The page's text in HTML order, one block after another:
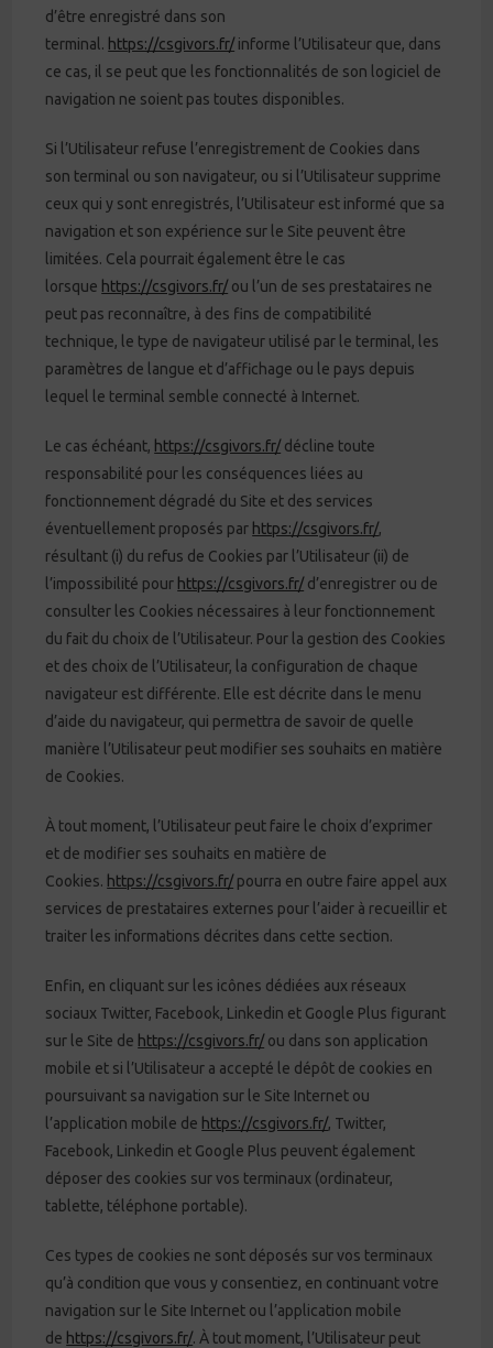
d’être enregistré dans son
terminal. https://csgivors.fr/informe l’Utilisateur que, dans
ce cas, il se peut que les fonctionnalités de son logiciel de
navigation ne soient pas toutes disponibles.
Si l’Utilisateur refuse l’enregistrement de Cookies dans
son terminal ou son navigateur, ou si l’Utilisateur supprime
ceux qui y sont enregistrés, l’Utilisateur est informé que sa
navigation et son expérience sur le Site peuvent être
limitées. Cela pourrait également être le cas
lorsque https://csgivors.fr/ou l’un de ses prestataires ne
peut pas reconnaître, à des fins de compatibilité
technique, le type de navigateur utilisé par le terminal, les
paramètres de langue et d’affichage ou le pays depuis
lequel le terminal semble connecté à Internet.
Le cas échéant, https://csgivors.fr/décline toute
responsabilité pour les conséquences liées au
fonctionnement dégradé du Site et des services
éventuellement proposés par https://csgivors.fr/,
résultant (i) du refus de Cookies par l’Utilisateur (ii) de
l’impossibilité pour https://csgivors.fr/d’enregistrer ou de
consulter les Cookies nécessaires à leur fonctionnement
du fait du choix de l’Utilisateur. Pour la gestion des Cookies
et des choix de l’Utilisateur, la configuration de chaque
navigateur est différente. Elle est décrite dans le menu
d’aide du navigateur, qui permettra de savoir de quelle
manière l’Utilisateur peut modifier ses souhaits en matière
de Cookies.
À tout moment, l’Utilisateur peut faire le choix d’exprimer
et de modifier ses souhaits en matière de
Cookies. https://csgivors.fr/pourra en outre faire appel aux
services de prestataires externes pour l’aider à recueillir et
traiter les informations décrites dans cette section.
Enfin, en cliquant sur les icônes dédiées aux réseaux
sociaux Twitter, Facebook, Linkedin et Google Plus figurant
sur le Site de https://csgivors.fr/ou dans son application
mobile et si l’Utilisateur a accepté le dépôt de cookies en
poursuivant sa navigation sur le Site Internet ou
l’application mobile de https://csgivors.fr/, Twitter,
Facebook, Linkedin et Google Plus peuvent également
déposer des cookies sur vos terminaux (ordinateur,
tablette, téléphone portable).
Ces types de cookies ne sont déposés sur vos terminaux
qu’à condition que vous y consentiez, en continuant votre
navigation sur le Site Internet ou l’application mobile
de https://csgivors.fr/. À tout moment, l’Utilisateur peut